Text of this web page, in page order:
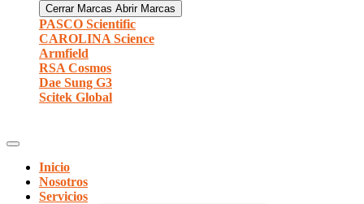
Cerrar Marcas Abrir Marcas
PASCO Scientific
CAROLINA Science
Armfield
RSA Cosmos
Dae Sung G3
Scitek Global
Inicio
Nosotros
Servicios